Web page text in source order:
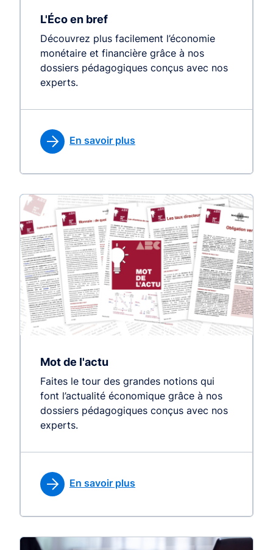
L'Éco en bref
Découvrez plus facilement l’économie
monétaire et financière grâce à nos
dossiers pédagogiques conçus avec nos
experts.
En savoir plus
Mot de l'actu
Faites le tour des grandes notions qui
font l’actualité économique grâce à nos
dossiers pédagogiques conçus avec nos
experts.
En savoir plus